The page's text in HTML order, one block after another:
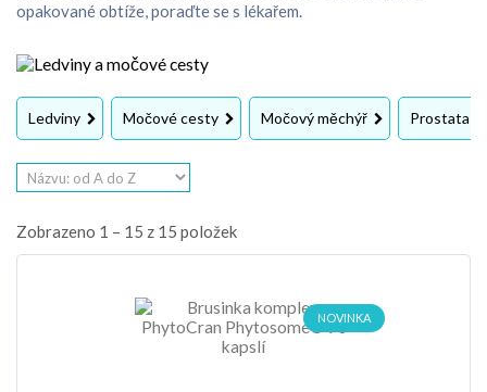
opakované obtíže, poraďte se s lékařem.
Ledviny Močové cesty Močový měchýř Prostata
Zobrazeno 1 – 15 z 15 položek
NOVINKA